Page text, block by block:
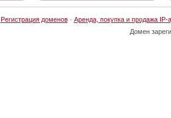
Регистрация доменов· Аренда, покупка и продажа IP-
Домен